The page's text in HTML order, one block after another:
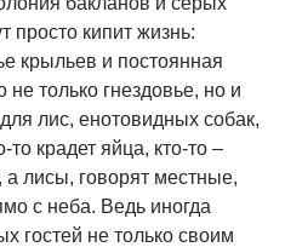
просто кипит жизнь:
крыльев и постоянная
только гнездовье, но и
лис, енотовидных собак,
крадет яйца, кто-то –
лисы, говорят местные,
с неба. Ведь иногда
гостей не только своим